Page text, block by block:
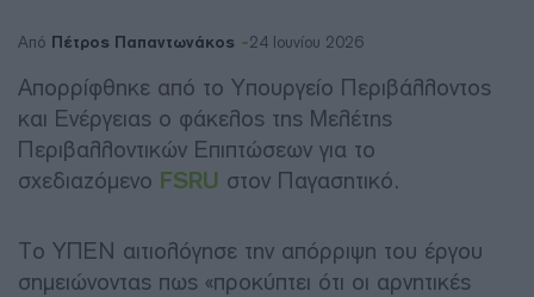
Από Πέτρος Παπαντωνάκος 24 Ιουνίου 2026
Απορρίφθηκε από το Υπουργείο Περιβάλλοντος
και Ενέργειας ο φάκελος της Μελέτης
Περιβαλλοντικών Επιπτώσεων για το
σχεδιαζόμενο FSRU στον Παγασητικό.
Το ΥΠΕΝ αιτιολόγησε την απόρριψη του έργου
σημειώνοντας πως «προκύπτει ότι οι αρνητικές